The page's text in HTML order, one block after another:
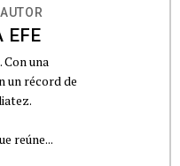
EFE
Con una
un récord de
reúne...